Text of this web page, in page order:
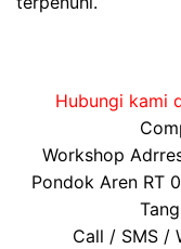
Hubungi kami
Workshop
Pondok Aren RT
Call / SMS /